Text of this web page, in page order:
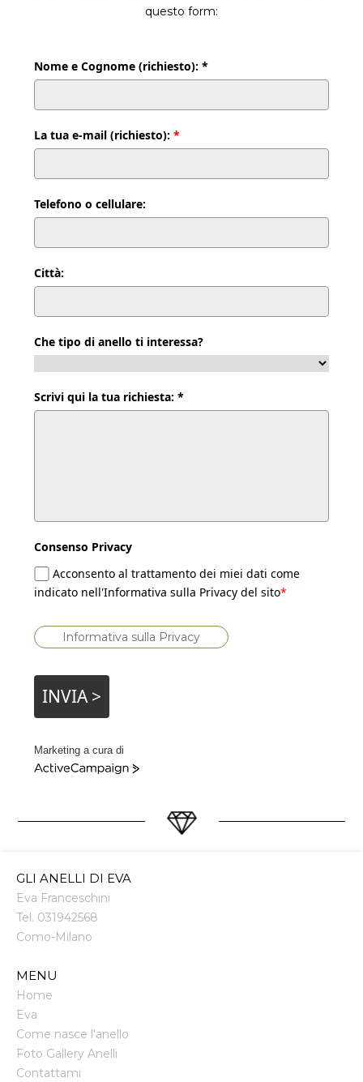
questo form:
Nome e Cognome (richiesto): *
La tua e-mail (richiesto):*
Telefono o cellulare:
Città:
Che tipo di anello ti interessa?
Scrivi qui la tua richiesta: *
Consenso Privacy
Acconsento al trattamento dei miei dati come
indicato nell'Informativa sulla Privacy del sito*
Informativa sulla Privacy
INVIA >
Marketing a cura di
ActiveCampaign
GLI ANELLI DI EVA
Eva Franceschini
Tel. 031942568
Como-Milano
MENU
Home
Eva
Come nasce l'anello
Foto Gallery Anelli
Contattami